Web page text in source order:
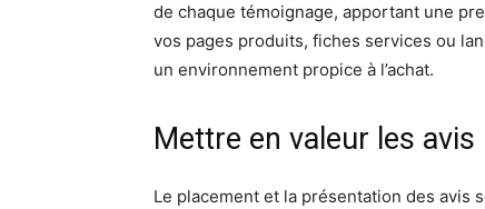
de chaque témoignage, apportant une
vos pages produits, fiches services ou
un environnement propice à l’achat.
Mettre en valeur les
Le placement et la présentation des avis